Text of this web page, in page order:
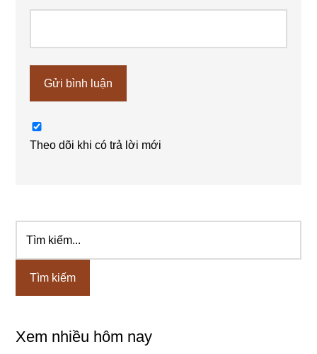
Theo dõi khi có trả lời mới
Sidebar
chính
kiếm...
Xem nhiều hôm nay